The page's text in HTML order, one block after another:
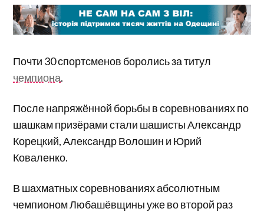
Почти 30 спортсменов боролись за титул
чемпиона.
После напряжённой борьбы в соревнованиях по
шашкам призёрами стали шашисты Александр
Корецкий, Александр Волошин и Юрий
Коваленко.
В шахматных соревнованиях абсолютным
чемпионом Любашёвщины уже во второй раз